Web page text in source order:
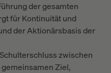
der gesamten
für Kontinuität und
der Aktionärsbasis der
zwischen
Ziel,